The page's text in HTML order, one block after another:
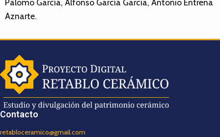
Palomo García, Alfonso García García, Antonio Entrena
Aznarte.
Contacto
retabloceramico@gmail.com